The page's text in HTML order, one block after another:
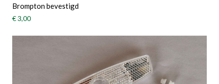
Brompton bevestigd
€ 3,00